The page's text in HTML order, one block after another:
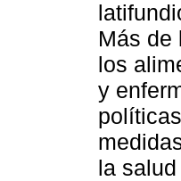
Más de
los
y
la